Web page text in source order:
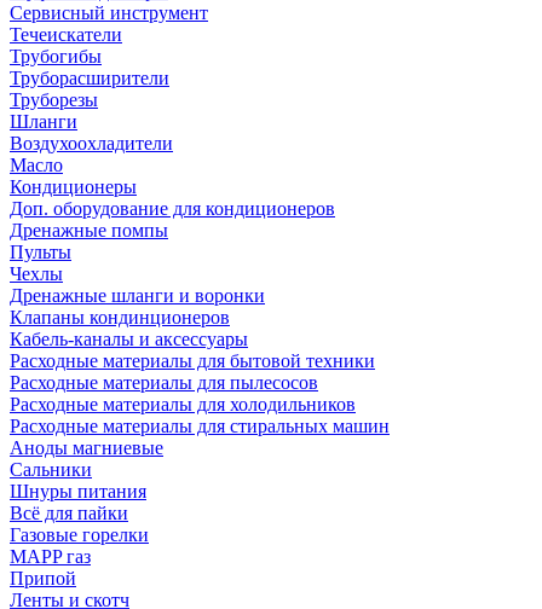
Сервисный инструмент
Течеискатели
Трубогибы
Труборасширители
Труборезы
Шланги
Воздухоохладители
Масло
Кондиционеры
Доп. оборудование для кондиционеров
Дренажные помпы
Пульты
Чехлы
Дренажные шланги и воронки
Клапаны кондинционеров
Кабель-каналы и аксессуары
Расходные материалы для бытовой техники
Расходные материалы для пылесосов
Расходные материалы для холодильников
Расходные материалы для стиральных машин
Аноды магниевые
Сальники
Шнуры питания
Всё для пайки
Газовые горелки
MAPP газ
Припой
Ленты и скотч